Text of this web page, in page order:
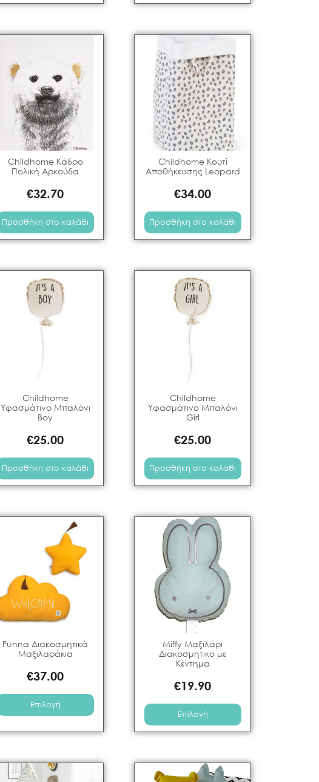
Childhome Κάδρο
Πολική Αρκούδα
€32.70
Προσθήκη στο καλάθι
Childhome Κουτί
Αποθήκευσης Leopard
€34.00
Προσθήκη στο καλάθι
Childhome
Υφασμάτινο Μπαλόνι
Boy
€25.00
Προσθήκη στο καλάθι
Childhome
Υφασμάτινο Μπαλόνι
Girl
€25.00
Προσθήκη στο καλάθι
Funna Διακοσμητικά
Μαξιλαράκια
€37.00
Επιλογή
Miffy Μαξιλάρι
Διακοσμητικό με
Κέντημα
€19.90
Επιλογή